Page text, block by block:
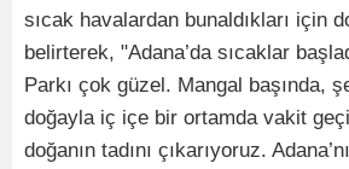
sıcak havalardan bunaldıkları için
belirterek, "Adana’da sıcaklar
Parkı çok güzel. Mangal başında,
doğayla iç içe bir ortamda vakit
doğanın tadını çıkarıyoruz.